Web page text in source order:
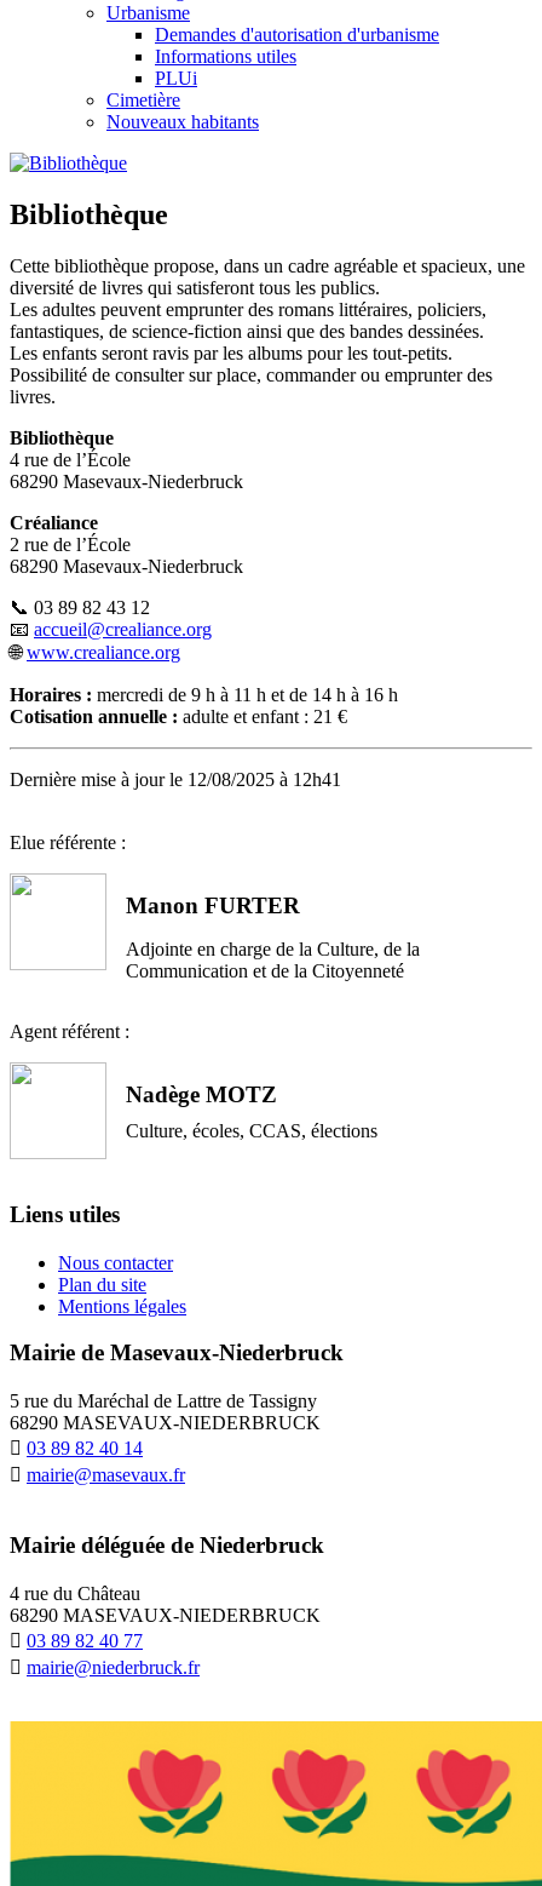
Urbanisme
Demandes d'autorisation d'urbanisme
Informations utiles
PLUi
Cimetière
Nouveaux habitants
Bibliothèque
Cette bibliothèque propose, dans un cadre agréable et spacieux, une
diversité de livres qui satisferont tous les publics.
Les adultes peuvent emprunter des romans littéraires, policiers,
fantastiques, de science-fiction ainsi que des bandes dessinées.
Les enfants seront ravis par les albums pour les tout-petits.
Possibilité de consulter sur place, commander ou emprunter des
livres.
Bibliothèque
4 rue de l’École
68290 Masevaux-Niederbruck
Créaliance
2 rue de l’École
68290 Masevaux-Niederbruck
📞 03 89 82 43 12
📧 accueil@crealiance.org
🌐www.crealiance.org
Horaires : mercredi de 9 h à 11 h et de 14 h à 16 h
Cotisation annuelle : adulte et enfant : 21 €
Dernière mise à jour le 12/08/2025 à 12h41
Elue référente :
Manon FURTER
Adjointe en charge de la Culture, de la
Communication et de la Citoyenneté
Agent référent :
Nadège MOTZ
Culture, écoles, CCAS, élections
Liens utiles
Nous contacter
Plan du site
Mentions légales
Mairie de Masevaux-Niederbruck
5 rue du Maréchal de Lattre de Tassigny
68290 MASEVAUX-NIEDERBRUCK
03 89 82 40 14
mairie@masevaux.fr
Mairie déléguée de Niederbruck
4 rue du Château
68290 MASEVAUX-NIEDERBRUCK
03 89 82 40 77
mairie@niederbruck.fr